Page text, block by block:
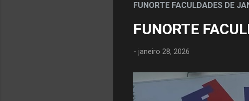
FUNORTE FACULDADES DE
FUNORTE
- janeiro 28, 2026